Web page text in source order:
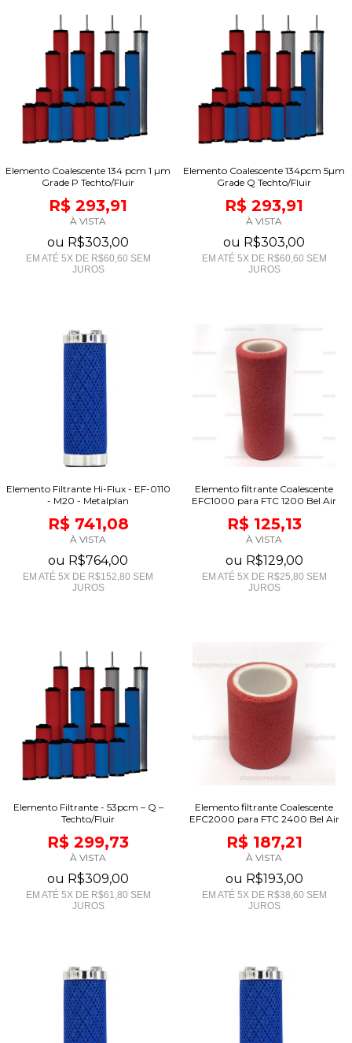
Elemento Coalescente 134 pcm 1 µm
Grade P Techto/Fluir
R$ 293,91
À VISTA
ou R$303,00
EM ATÉ 5X DE R$60,60 SEM
JUROS
Elemento Coalescente 134pcm 5µm
Grade Q Techto/Fluir
R$ 293,91
À VISTA
ou R$303,00
EM ATÉ 5X DE R$60,60 SEM
JUROS
Elemento Filtrante Hi-Flux - EF-0110
- M20 - Metalplan
R$ 741,08
À VISTA
ou R$764,00
EM ATÉ 5X DE R$152,80 SEM
JUROS
Elemento filtrante Coalescente
EFC1000 para FTC 1200 Bel Air
R$ 125,13
À VISTA
ou R$129,00
EM ATÉ 5X DE R$25,80 SEM
JUROS
Elemento Filtrante - 53pcm – Q –
Techto/Fluir
R$ 299,73
À VISTA
ou R$309,00
EM ATÉ 5X DE R$61,80 SEM
JUROS
Elemento filtrante Coalescente
EFC2000 para FTC 2400 Bel Air
R$ 187,21
À VISTA
ou R$193,00
EM ATÉ 5X DE R$38,60 SEM
JUROS